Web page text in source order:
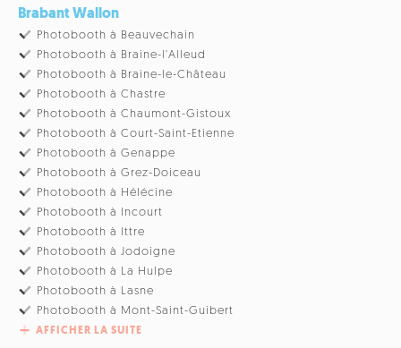
Brabant Wallon
Photobooth à Beauvechain
Photobooth à Braine-l'Alleud
Photobooth à Braine-le-Château
Photobooth à Chastre
Photobooth à Chaumont-Gistoux
Photobooth à Court-Saint-Etienne
Photobooth à Genappe
Photobooth à Grez-Doiceau
Photobooth à Hélécine
Photobooth à Incourt
Photobooth à Ittre
Photobooth à Jodoigne
Photobooth à La Hulpe
Photobooth à Lasne
Photobooth à Mont-Saint-Guibert
AFFICHER LA SUITE